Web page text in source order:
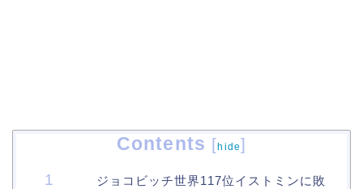
Contents [hide]
ジョコビッチ世界117位イストミンに敗